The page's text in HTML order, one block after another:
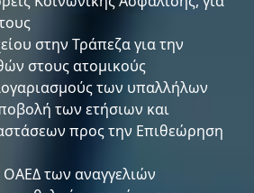
στην Τράπεζα για την
στους ατοµικούς
των υπαλλήλων
των ετήσιων και
προς την Επιθεώρηση
των αναγγελιών